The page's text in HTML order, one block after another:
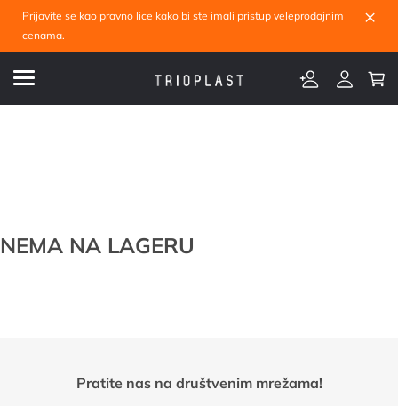
Prijavite se kao pravno lice kako bi ste imali pristup veleprodajnim
cenama.
×
NEMA NA LAGERU
Pratite nas na društvenim mrežama!